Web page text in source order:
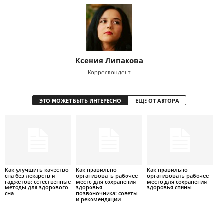
Ксения Липакова
Корреспондент
ЭТО МОЖЕТ БЫТЬ ИНТЕРЕСНО ЕЩЕ ОТ АВТОРА
Как улучшить качество
сна без лекарств и
гаджетов: естественные
методы для здорового
сна
Как правильно
организовать рабочее
место для сохранения
здоровья
позвоночника: советы
и рекомендации
Как правильно
организовать рабочее
место для сохранения
здоровья спины